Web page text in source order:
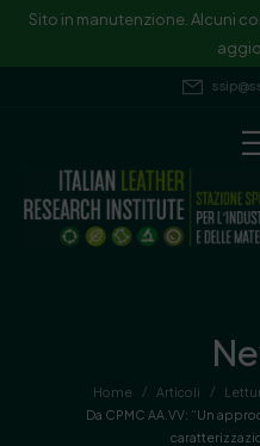
Sito in manutenzione. Alcuni
Home / Articoli /
Da CPMC AA.VV: “Un